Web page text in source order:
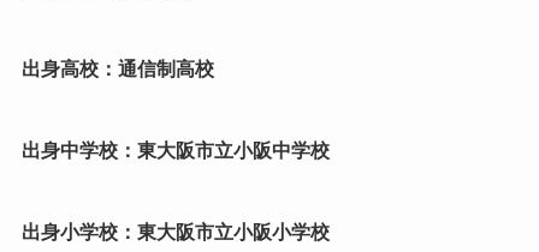
出身高校：通信制高校
出身中学校：東大阪市立小阪中学校
出身小学校：東大阪市立小阪小学校